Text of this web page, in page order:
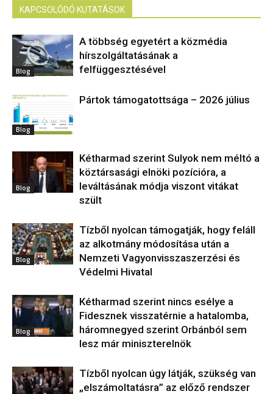
KAPCSOLÓDÓ KUTATÁSOK
Blog
A többség egyetért a közmédia
hírszolgáltatásának a
felfüggesztésével
Blog
Pártok támogatottsága – 2026 július
Blog
Kétharmad szerint Sulyok nem méltó a
köztársasági elnöki pozícióra, a
leváltásának módja viszont vitákat
szült
Blog
Tízből nyolcan támogatják, hogy feláll
az alkotmány módosítása után a
Nemzeti Vagyonvisszaszerzési és
Védelmi Hivatal
Blog
Kétharmad szerint nincs esélye a
Fidesznek visszatérnie a hatalomba,
háromnegyed szerint Orbánból sem
lesz már miniszterelnök
Tízből nyolcan úgy látják, szükség van
„elszámoltatásra” az előző rendszer